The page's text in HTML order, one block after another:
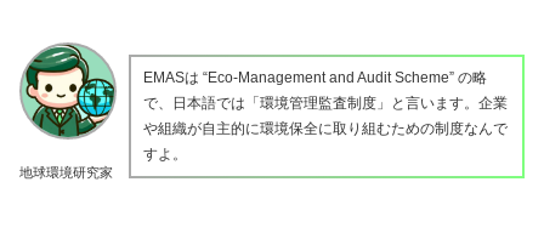
地球環境研究家
EMASは “Eco-Management and Audit Scheme” の略
で、日本語では「環境管理監査制度」と言います。企業
や組織が自主的に環境保全に取り組むための制度なんで
すよ。